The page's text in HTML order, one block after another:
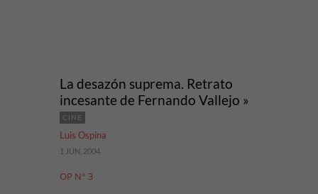
La desazón suprema. Retrato
incesante de Fernando Vallejo »
CINE
Luis Ospina
1 JUN, 2004
OP N° 3